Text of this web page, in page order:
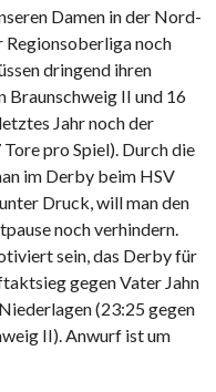
Damen in der Nord-
Regionsoberliga noch
dringend ihren
Braunschweig II und 16
Jahr noch der
pro Spiel). Durch die
im Derby beim HSV
Druck, will man den
noch verhindern.
sein, das Derby für
gegen Vater Jahn
(23:25 gegen
II). Anwurf ist um